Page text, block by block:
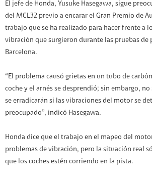
El jefe de Honda, Yusuke Hasegawa, sigue
del MCL32 previo a encarar el Gran Premio de
trabajo que se ha realizado para hacer frente a
vibración que surgieron durante las pruebas de
Barcelona.
“El problema causó grietas en un tubo de
coche y el arnés se desprendió; sin embargo,
se erradicarán si las vibraciones del motor se
preocupado”, indicó Hasegawa.
Honda dice que el trabajo en el mapeo del
problemas de vibración, pero la situación real
que los coches estén corriendo en la pista.